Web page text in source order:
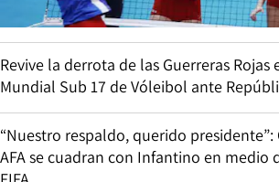
Revive la derrota de las Guerreras Rojas
Mundial Sub 17 de Vóleibol ante
“Nuestro respaldo, querido presidente”:
AFA se cuadran con Infantino en medio